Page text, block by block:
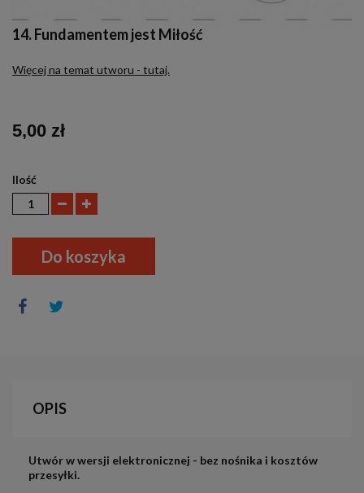
14. Fundamentem jest Miłość
Więcej na temat utworu - tutaj.
5,00 zł
Ilość
Do koszyka
OPIS
Utwór w wersji elektronicznej - bez nośnika i kosztów
przesyłki.